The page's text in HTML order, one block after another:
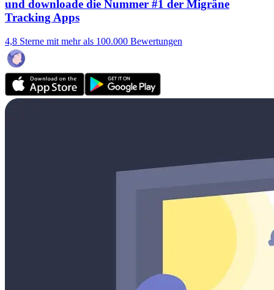
und downloade die Nummer #1 der Migräne
Tracking Apps
4,8 Sterne mit mehr als 100.000 Bewertungen